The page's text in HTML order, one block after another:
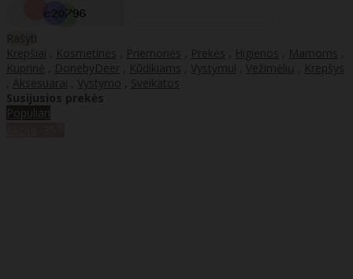
Rašyti
Krepšiai , Kosmetinės , Priemonės , Prekės , Higienos , Mamoms ,
Kuprinė , DonebyDeer , Kūdikiams , Vystymui , Vežimėlių , Krepšys
, Aksesuarai , Vystymo , Sveikatos
Susijusios prekės
Populiari